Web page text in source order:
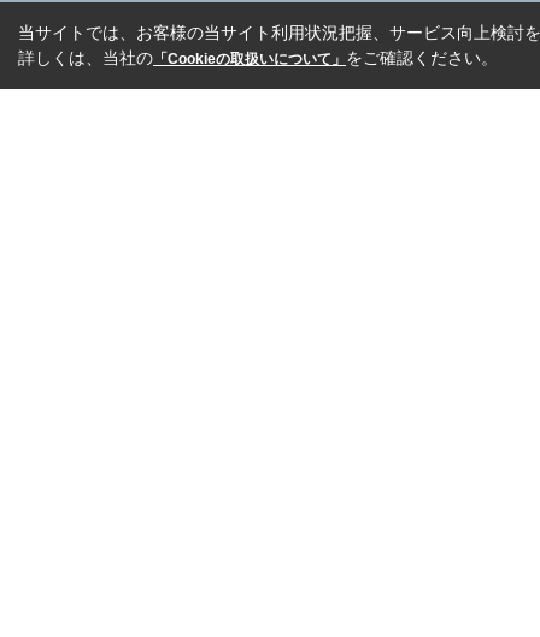
当サイトでは、お客様の当サイト利用状況把握、サービス向上検討
詳しくは、当社の 「Cookieの取扱いについて」 をご確認ください。